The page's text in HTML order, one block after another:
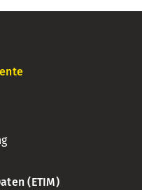
(ETIM)